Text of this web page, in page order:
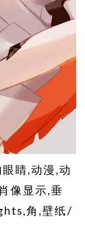
睛,动漫,动
像显示,垂
角,壁纸/